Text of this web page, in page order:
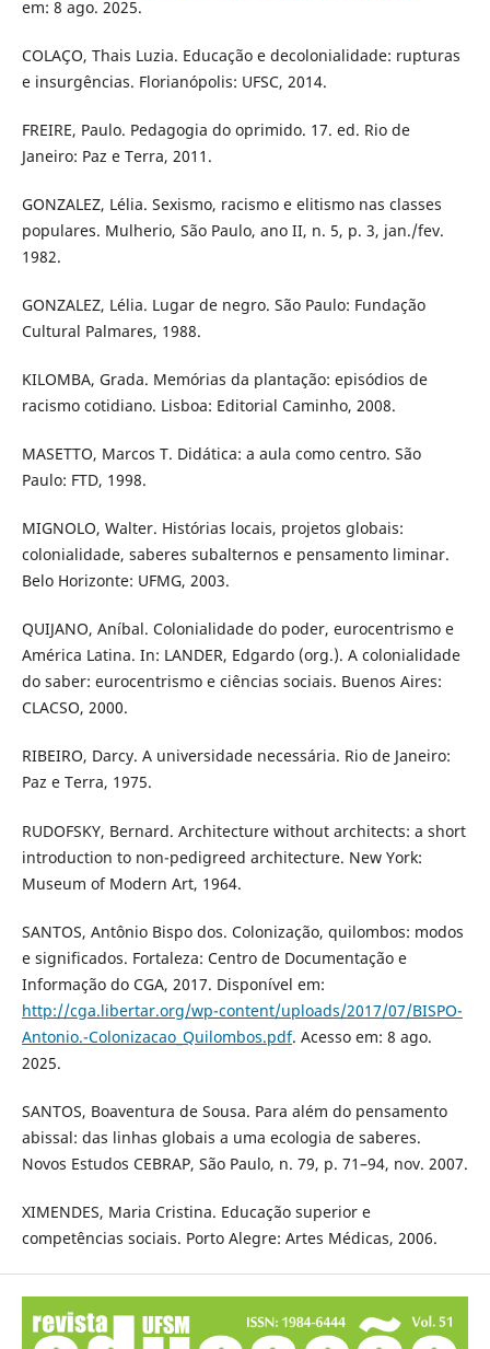
em: 8 ago. 2025.
COLAÇO, Thais Luzia. Educação e decolonialidade: rupturas
e insurgências. Florianópolis: UFSC, 2014.
FREIRE, Paulo. Pedagogia do oprimido. 17. ed. Rio de
Janeiro: Paz e Terra, 2011.
GONZALEZ, Lélia. Sexismo, racismo e elitismo nas classes
populares. Mulherio, São Paulo, ano II, n. 5, p. 3, jan./fev.
1982.
GONZALEZ, Lélia. Lugar de negro. São Paulo: Fundação
Cultural Palmares, 1988.
KILOMBA, Grada. Memórias da plantação: episódios de
racismo cotidiano. Lisboa: Editorial Caminho, 2008.
MASETTO, Marcos T. Didática: a aula como centro. São
Paulo: FTD, 1998.
MIGNOLO, Walter. Histórias locais, projetos globais:
colonialidade, saberes subalternos e pensamento liminar.
Belo Horizonte: UFMG, 2003.
QUIJANO, Aníbal. Colonialidade do poder, eurocentrismo e
América Latina. In: LANDER, Edgardo (org.). A colonialidade
do saber: eurocentrismo e ciências sociais. Buenos Aires:
CLACSO, 2000.
RIBEIRO, Darcy. A universidade necessária. Rio de Janeiro:
Paz e Terra, 1975.
RUDOFSKY, Bernard. Architecture without architects: a short
introduction to non-pedigreed architecture. New York:
Museum of Modern Art, 1964.
SANTOS, Antônio Bispo dos. Colonização, quilombos: modos
e significados. Fortaleza: Centro de Documentação e
Informação do CGA, 2017. Disponível em:
http://cga.libertar.org/wp-content/uploads/2017/07/BISPO-
Antonio.-Colonizacao_Quilombos.pdf. Acesso em: 8 ago.
2025.
SANTOS, Boaventura de Sousa. Para além do pensamento
abissal: das linhas globais a uma ecologia de saberes.
Novos Estudos CEBRAP, São Paulo, n. 79, p. 71–94, nov. 2007.
XIMENDES, Maria Cristina. Educação superior e
competências sociais. Porto Alegre: Artes Médicas, 2006.